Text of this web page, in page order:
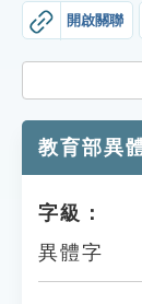
貓頭鷹博士
開啟關聯
教育部異
字級：
異體字